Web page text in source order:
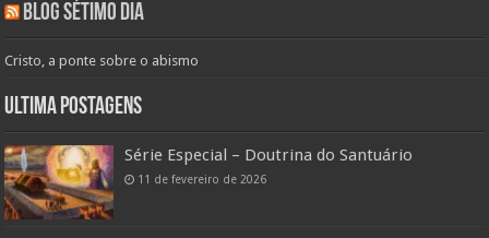
Blog Sétimo Dia
Cristo, a ponte sobre o abismo
Ultima Postagens
Série Especial – Doutrina do Santuário
11 de fevereiro de 2026